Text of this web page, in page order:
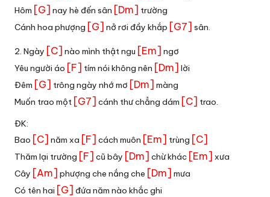
Hôm [G] nay hè đến sân [Dm] trường
Cánh hoa phượng [G] nở rơi đầy khắp [G7] sân.
2. Ngày [C] nào mình thật ngu [Em] ngơ
Yêu người áo [F] tím nói không nên [Dm] lời
Đêm [G] trông ngày nhớ mơ [Dm] màng
Muốn trao một [G7] cánh thư chẳng dám [C] trao.
ĐK:
Bao [C] năm xa [F] cách muôn [Em] trùng [C]
Thăm lại trường [F] cũ bây [Dm] chừ khác [Em] xưa
Cây [Am] phượng che nắng che [Dm] mưa
Có tên hai [G] đứa năm nào khắc ghi